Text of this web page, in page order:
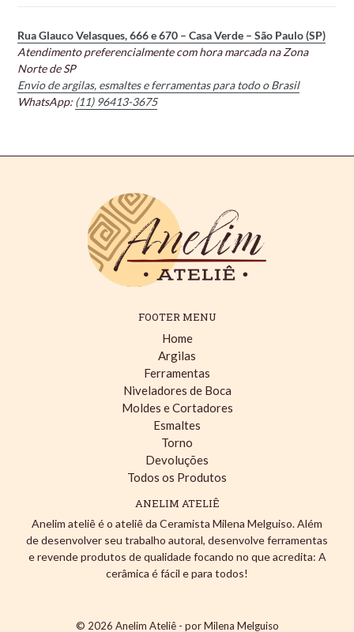
Rua Glauco Velasques, 666 e 670 – Casa Verde – São Paulo (SP)
Atendimento preferencialmente com hora marcada na Zona
Norte de SP
Envio de argilas, esmaltes e ferramentas para todo o Brasil
WhatsApp: (11) 96413-3675
FOOTER MENU
Home
Argilas
Ferramentas
Niveladores de Boca
Moldes e Cortadores
Esmaltes
Torno
Devoluções
Todos os Produtos
ANELIM ATELIÊ
Anelim ateliê é o ateliê da Ceramista Milena Melguiso. Além
de desenvolver seu trabalho autoral, desenvolve ferramentas
e revende produtos de qualidade focando no que acredita: A
cerâmica é fácil e para todos!
© 2026 Anelim Ateliê - por Milena Melguiso